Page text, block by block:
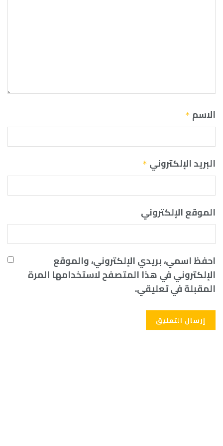
الاسم *
البريد الإلكتروني *
الموقع الإلكتروني
احفظ اسمي، بريدي الإلكتروني، والموقع
الإلكتروني في هذا المتصفح لاستخدامها المرة
المقبلة في تعليقي.